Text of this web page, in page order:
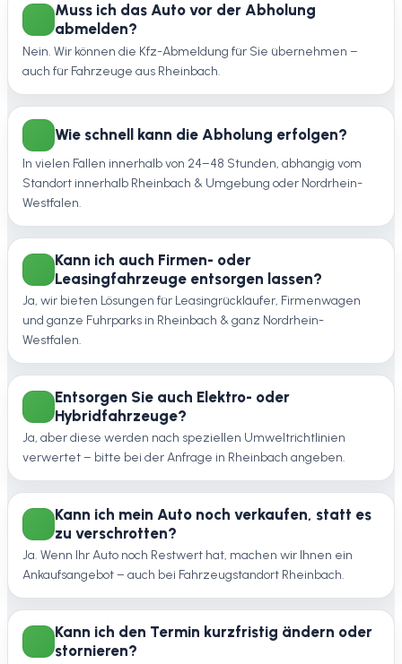
Muss ich das Auto vor der Abholung
abmelden?
Nein. Wir können die Kfz-Abmeldung für Sie übernehmen –
auch für Fahrzeuge aus Rheinbach.
Wie schnell kann die Abholung erfolgen?
In vielen Fällen innerhalb von 24–48 Stunden, abhängig vom
Standort innerhalb Rheinbach & Umgebung oder Nordrhein-
Westfalen.
Kann ich auch Firmen- oder
Leasingfahrzeuge entsorgen lassen?
Ja, wir bieten Lösungen für Leasingrückläufer, Firmenwagen
und ganze Fuhrparks in Rheinbach & ganz Nordrhein-
Westfalen.
Entsorgen Sie auch Elektro- oder
Hybridfahrzeuge?
Ja, aber diese werden nach speziellen Umweltrichtlinien
verwertet – bitte bei der Anfrage in Rheinbach angeben.
Kann ich mein Auto noch verkaufen, statt es
zu verschrotten?
Ja. Wenn Ihr Auto noch Restwert hat, machen wir Ihnen ein
Ankaufsangebot – auch bei Fahrzeugstandort Rheinbach.
Kann ich den Termin kurzfristig ändern oder
stornieren?